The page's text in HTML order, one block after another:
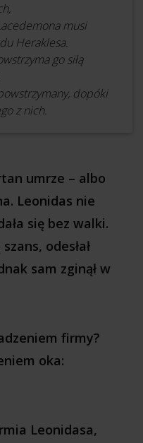
musi
Heraklesa.
go siłą
dopóki
z nich.
umrze – albo
Leonidas nie
się bez walki.
odesłał
sam zginął w
firmy?
oka:
Leonidasa,